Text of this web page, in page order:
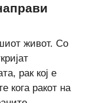
живот. Со
рак кој е
кога ракот на